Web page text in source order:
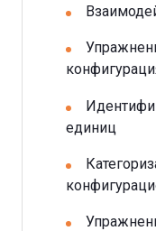
единиц